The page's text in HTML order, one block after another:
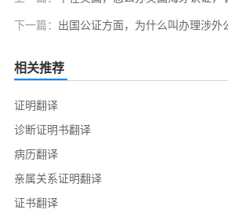
下一篇： 出国公证方面，为什么叫办理涉外
相关推荐
证明翻译
诊断证明书翻译
病历翻译
亲属关系证明翻译
证书翻译